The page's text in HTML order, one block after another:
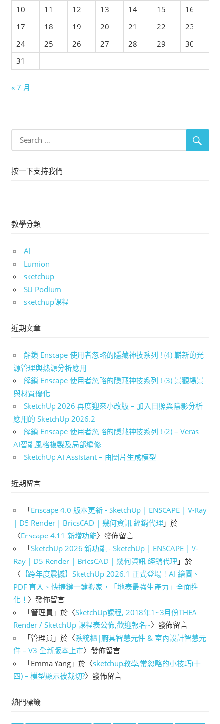
10 11 12 13 14 15
16
17
18 19 20 21 22
23
24
25 26 27 28 29
30
31
« 7 月
按一下支持我們
教學分類
AI
Lumion
sketchup
SU Podium
sketchup課程
近期文章
解鎖 Enscape 使用者忽略的隱藏神技系列 ! (4) 嶄新的光
源管理與熱源分析應用
解鎖 Enscape 使用者忽略的隱藏神技系列 ! (3) 景觀場景
與材質優化
SketchUp 2026 再度迎來小改版 – 加入日照與陰影分析
應用的 SketchUp 2026.2
解鎖 Enscape 使用者忽略的隱藏神技系列 ! (2) – Veras
AI智能風格複製及局部編修
SketchUp AI Assistant – 由圖片生成模型
近期留言
「Enscape 4.0 版本更新 - SketchUp | ENSCAPE | V-Ray
| D5 Render | BricsCAD | 幾何資訊 經銷代理 」於
〈Enscape 4.11 新增功能〉發佈留言
「SketchUp 2026 新功能 - SketchUp | ENSCAPE | V-
Ray | D5 Render | BricsCAD | 幾何資訊 經銷代理 」於
〈 【跨年度震撼】SketchUp 2026.1 正式登場！AI 繪圖、
PDF 直入、快捷鍵一鍵搬家，「地表最強生產力」全面進
化！ 〉發佈留言
「管理員 」於〈SketchUp課程, 2018年1~3月份THEA
Render / SketchUp 課程表公佈,歡迎報名~〉發佈留言
「管理員 」於〈系統櫃|廚具智慧元件 & 室內設計智慧元
件 – V3 全新版本上市〉發佈留言
「Emma Yang 」於〈sketchup教學,常忽略的小技巧(十
四) – 模型顯示被裁切?〉發佈留言
熱門標籤